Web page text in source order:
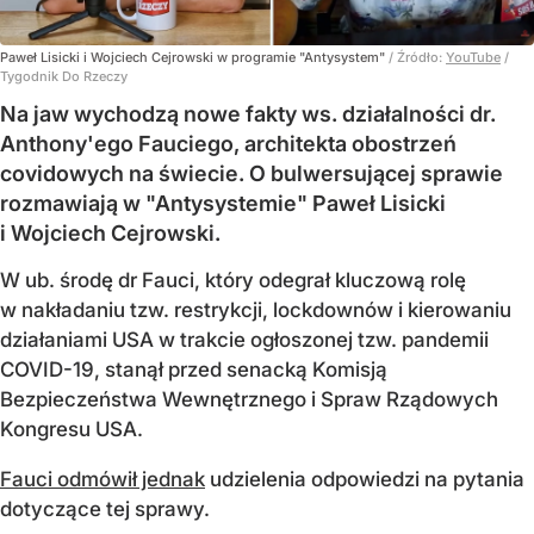
Paweł Lisicki i Wojciech Cejrowski w programie "Antysystem" / Źródło: YouTube /
Tygodnik Do Rzeczy
Na jaw wychodzą nowe fakty ws. działalności dr.
Anthony'ego Fauciego, architekta obostrzeń
covidowych na świecie. O bulwersującej sprawie
rozmawiają w "Antysystemie" Paweł Lisicki
i Wojciech Cejrowski.
W ub. środę dr Fauci, który odegrał kluczową rolę
w nakładaniu tzw. restrykcji, lockdownów i kierowaniu
działaniami USA w trakcie ogłoszonej tzw. pandemii
COVID-19, stanął przed senacką Komisją
Bezpieczeństwa Wewnętrznego i Spraw Rządowych
Kongresu USA.
Fauci odmówił jednak udzielenia odpowiedzi na pytania
dotyczące tej sprawy.